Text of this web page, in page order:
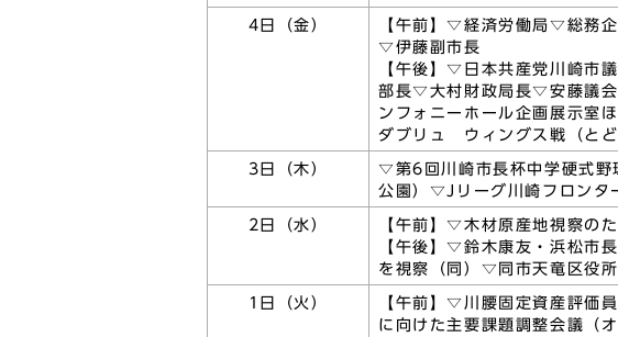
4日（金）
【午前】▽経済労働局▽総務
▽伊藤副市長
【午後】▽日本共産党川崎市
部長▽大村財政局長▽安藤議
ンフォニーホール企画展示室
ダブリュ ウィングス戦（とど
3日（木）
▽第6回川崎市長杯中学硬式野
公園）▽Jリーグ川崎フロンタ
2日（水）
【午前】▽木材原産地視察の
【午後】▽鈴木康友・浜松市
を視察（同）▽同市天竜区役
1日（火）
【午前】▽川腰固定資産評価
に向けた主要課題調整会議（